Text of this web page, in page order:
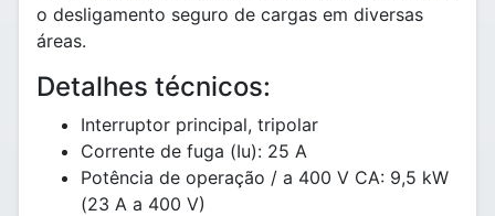
o desligamento seguro de cargas em diversas
áreas.
Detalhes técnicos:
Interruptor principal, tripolar
Corrente de fuga (Iu): 25 A
Potência de operação / a 400 V CA: 9,5 kW
(23 A a 400 V)